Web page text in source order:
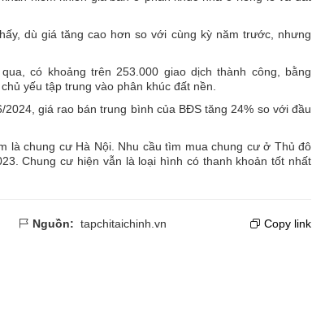
dù giá tăng cao hơn so với cùng kỳ năm trước, nhưng
có khoảng trên 253.000 giao dịch thành công, bằng
yếu tập trung vào phân khúc đất nền.
giá rao bán trung bình của BĐS tăng 24% so với đầu
là chung cư Hà Nội. Nhu cầu tìm mua chung cư ở Thủ đô
Chung cư hiện vẫn là loại hình có thanh khoản tốt nhất
Nguồn: tapchitaichinh.vn
Copy link